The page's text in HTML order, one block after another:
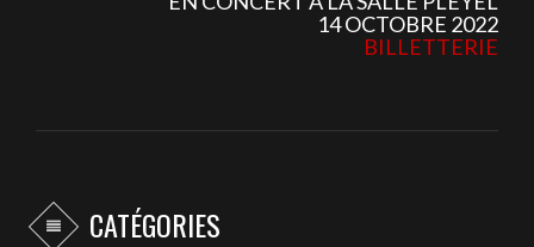
14 OCTOBRE 2022
BILLETTERIE
CATÉGORIES